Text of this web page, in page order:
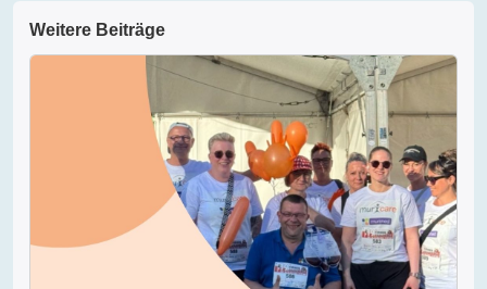
Weitere Beiträge